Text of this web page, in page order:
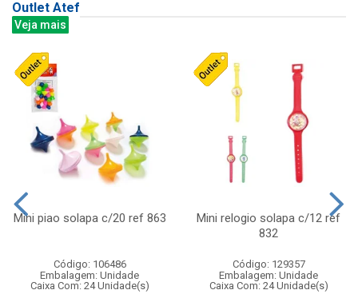
Outlet Atef
Veja mais
Mini piao solapa c/20 ref 863
Código: 106486
Embalagem: Unidade
Caixa Com: 24 Unidade(s)
Mini relogio solapa c/12 ref
832
Código: 129357
Embalagem: Unidade
Caixa Com: 24 Unidade(s)